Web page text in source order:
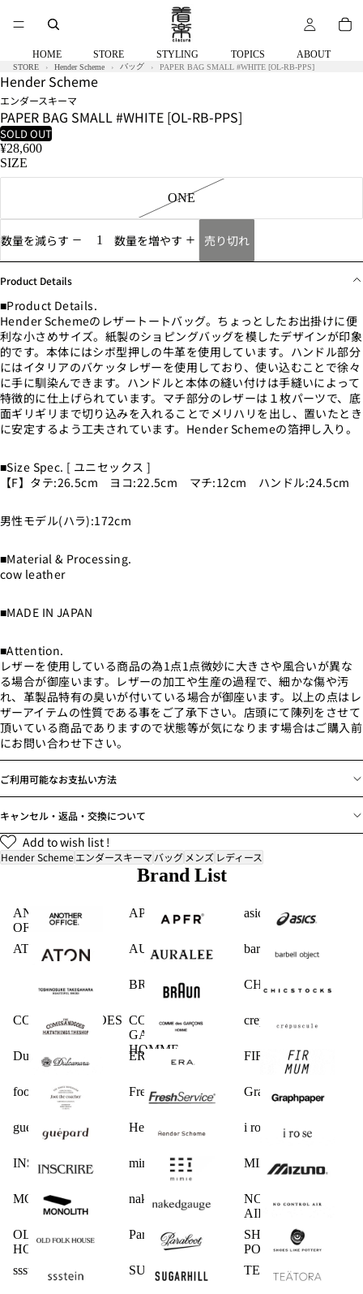
HOME STORE STYLING TOPICS ABOUT
STORE Hender Scheme バッグ PAPER BAG SMALL #WHITE [OL-RB-PPS]
ラ):172cm
Hender Scheme
エンダースキーマ
PAPER BAG SMALL #WHITE [OL-RB-PPS]
SOLD OUT
¥28,600
SIZE
ONE
数量を減らす 数量を増やす 売り切れ
Product Details
■Product Details.
Hender Schemeのレザートートバッグ。ちょっとしたお出掛けに便
利な小さめサイズ。紙製のショピングバッグを模したデザインが印象
的です。本体にはシボ型押しの牛革を使用しています。ハンドル部分
にはイタリアのバケッタレザーを使用しており、使い込むことで徐々
に手に馴染んできます。ハンドルと本体の縫い付けは手縫いによって
特徴的に仕上げられています。マチ部分のレザーは１枚パーツで、底
面ギリギリまで切り込みを入れることでメリハリを出し、置いたとき
に安定するよう工夫されています。Hender Schemeの箔押し入り。
■Size Spec. [ ユニセックス ]
【F】タテ:26.5cm ヨコ:22.5cm マチ:12cm ハンドル:24.5cm
男性モデル(ハラ):172cm
■Material & Processing.
cow leather
■MADE IN JAPAN
■Attention.
レザーを使用している商品の為1点1点微妙に大きさや風合いが異な
る場合が御座います。レザーの加工や生産の過程で、細かな傷や汚
れ、革製品特有の臭いが付いている場合が御座います。以上の点はレ
ザーアイテムの性質である事をご了承下さい。店頭にて陳列をさせて
頂いている商品でありますので状態等が気になります場合はご購入前
にお問い合わせ下さい。
ご利用可能なお支払い方法
キャンセル・返品・交換について
Add to wish list !
Hender Schemeエンダースキーマ バッグ メンズ レディース
Brand List
ANOTHER
OFFICE
APFR asics
ATON AURALEE barbell object
BRAUN CHICSTOCKS
COMESANDGOES COMME des
GARCONS
HOMME
crepuscule
Dulcamara ERA. FIRMUM
foot the coacher FreshService Graphpaper
guepard Hender Scheme i ro se
INSCRIRE mimie MIZUNO
MONOLITH nakedgauge
NO CONTROL
AIR
OLD FOLK
HOUSE
Paraboot
SHOES LIKE
POTTERY
ssstein
SUGARHILL TEATORA